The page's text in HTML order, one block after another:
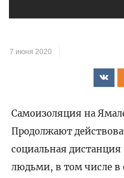
7 июня 2020
Самоизоляция на
Продолжают
социальная
людьми, в том числе в